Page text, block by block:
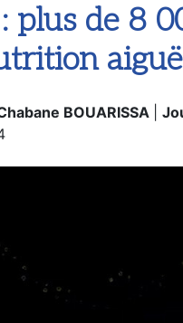
plus de 8
BOUARISSA